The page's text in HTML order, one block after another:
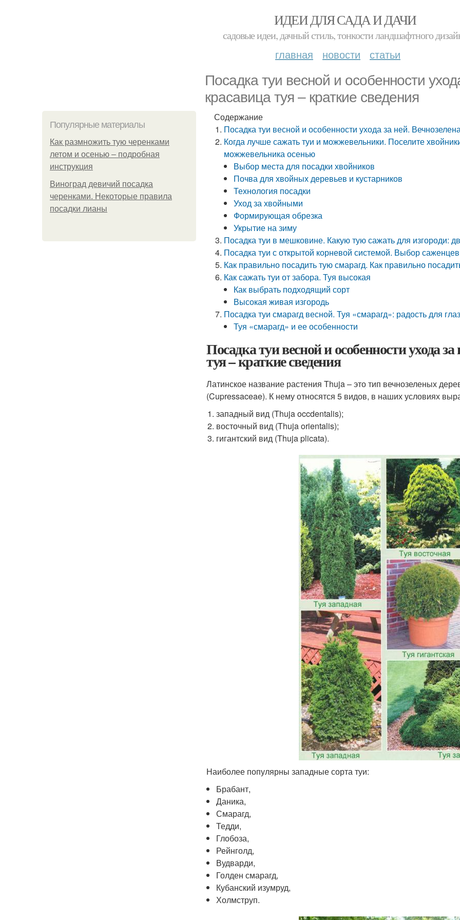
ИДЕИ ДЛЯ САДА И ДАЧИ
садовые идеи, дачный стиль, тонкости ландшафтного
главная новости статьи
Посадка туи весной и особенности
красавица туя – краткие сведения
Популярные материалы
Как размножить тую черенками
летом и осенью – подробная
инструкция
Виноград девичий посадка
черенками. Некоторые правила
посадки лианы
Содержание
Посадка туи весной и особенности ухода за ней.
Когда лучше сажать туи и можжевельники. Поселите
можжевельника осенью
Выбор места для посадки хвойников
Почва для хвойных деревьев и кустарников
Технология посадки
Уход за хвойными
Формирующая обрезка
Укрытие на зиму
Посадка туи в мешковине. Какую тую сажать для изгороди:
Посадка туи с открытой корневой системой. Выбор саженцев
Как правильно посадить тую смарагд. Как правильно
Как сажать туи от забора. Туя высокая
Как выбрать подходящий сорт
Высокая живая изгородь
Посадка туи смарагд весной. Туя «смарагд»: радость для
Туя «смарагд» и ее особенности
Посадка туи весной и особенности ухода
туя – краткие сведения
Латинское название растения Thuja – это тип вечнозеленых
(Cupressaceae). К нему относятся 5 видов, в наших условиях
западный вид (Thuja occdentalis);
восточный вид (Thuja orientalis);
гигантский вид (Thuja plicata).
Наиболее популярны западные сорта туи:
Брабант,
Даника,
Смарагд,
Тедди,
Глобоза,
Рейнголд,
Вудварди,
Голден смарагд,
Кубанский изумруд,
Холмструп.